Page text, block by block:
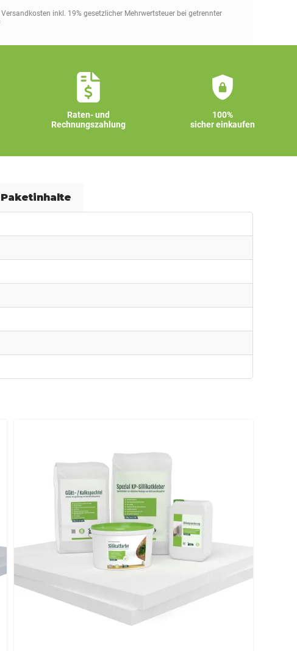
inkl. 19% gesetzlicher Mehrwertsteuer bei getrennter
Raten- und
Rechnungszahlung
100%
sicher einkaufen
Paketinhalte